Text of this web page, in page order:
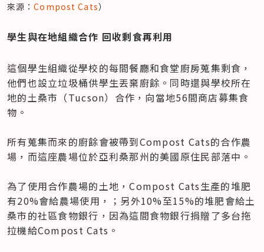
來源：Compost Cats）
學生與在地組織合作 回收剩食再利用
這個學生組織從學校的每間餐廳和食堂廚房蒐集剩食，
他們也設立垃圾桶供學生丟棄廚餘。同時還與學校所在
地的土桑市（Tucson）合作，向當地56間商店募集食
物。
所有蒐集而來的廚餘會被帶到Compost Cats的合作農
場，而這座農場位於亞利桑那州的美國原住民部落中。
為了使用合作農場的土地，Compost Cats生產的堆肥
有20%會給農場使用，；另外10%至15%的堆肥會給土
桑市的社區食物銀行，因為這間食物銀行捐贈了多台拖
拉機給Compost Cats。